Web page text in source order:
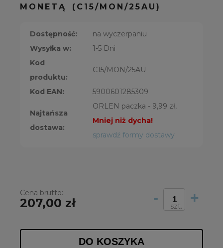
MONETĄ (C15/MON/25AU)
Dostępność:
na wyczerpaniu
Wysyłka w:
1-5 Dni
Kod
produktu:
C15/MON/25AU
Kod EAN: 5900601285309
Najtańsza
dostawa:
ORLEN paczka - 9,99 zł,
Mniej niż dycha!
sprawdź formy dostawy
Cena brutto:
207,00 zł - +
szt.
DO KOSZYKA